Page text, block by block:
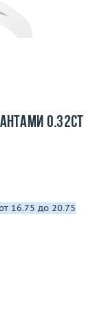
0.32ct
16.75 до 20.75